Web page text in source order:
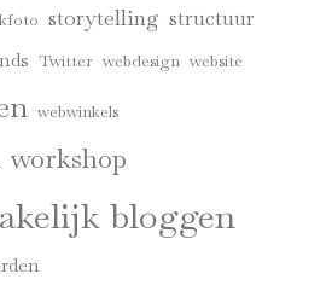
storytelling structuur
Twitter webdesign website
webwinkels
workshop
bloggen